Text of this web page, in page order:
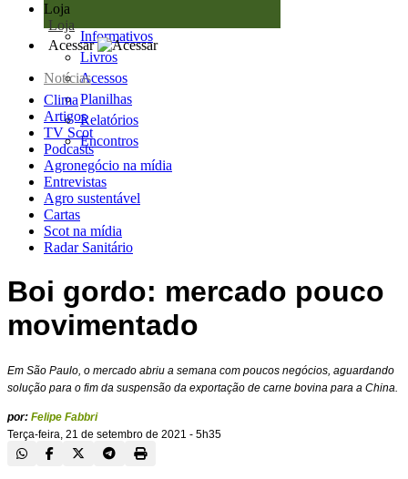
Loja
Loja
Informativos
Livros
Acessos
Planilhas
Relatórios
Encontros
Acessar
Notícias
Clima
Artigos
TV Scot
Podcasts
Agronegócio na mídia
Entrevistas
Agro sustentável
Cartas
Scot na mídia
Radar Sanitário
Boi gordo: mercado pouco
movimentado
Em São Paulo, o mercado abriu a semana com poucos negócios, aguardando
solução para o fim da suspensão da exportação de carne bovina para a China.
por: Felipe Fabbri
Terça-feira, 21 de setembro de 2021 - 5h35